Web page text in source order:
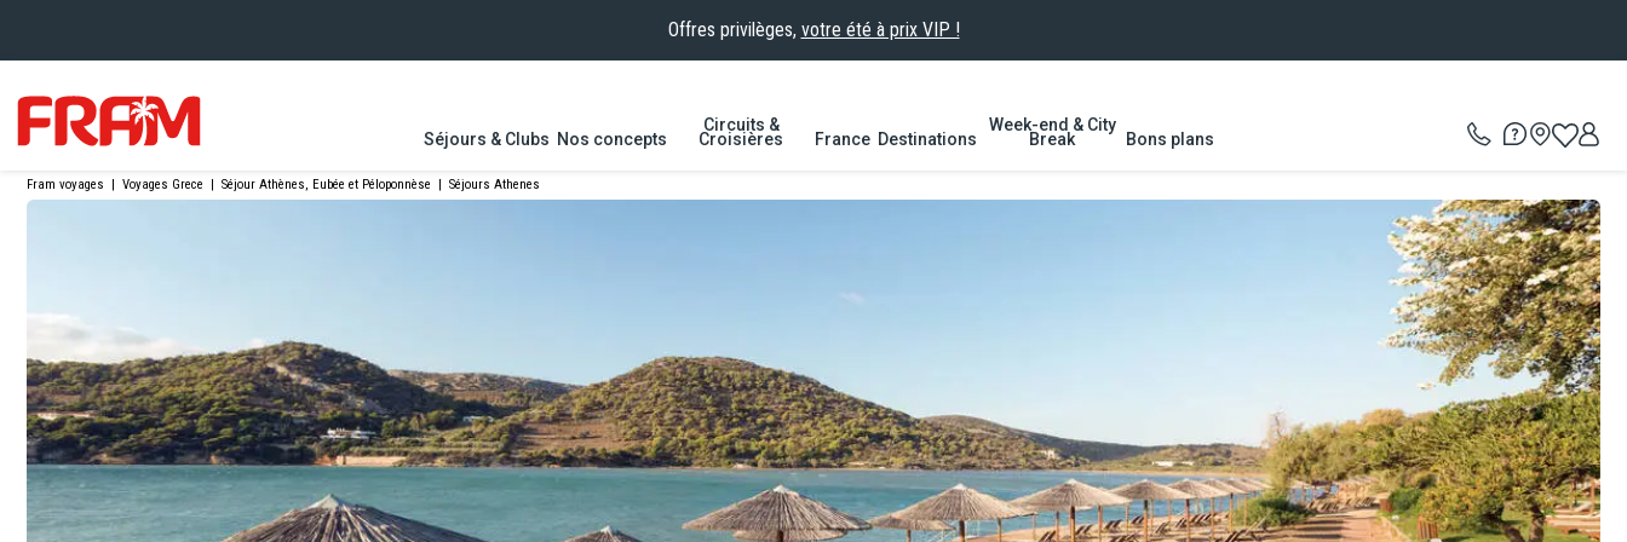
Offres privilèges, votre été à prix VIP !
Séjours & Clubs Nos concepts
Circuits &
Croisières France Destinations
Week-end & City
Break Bons plans
Fram voyages | Voyages Grece | Séjour Athènes, Eubée et Péloponnèse | Séjours Athenes